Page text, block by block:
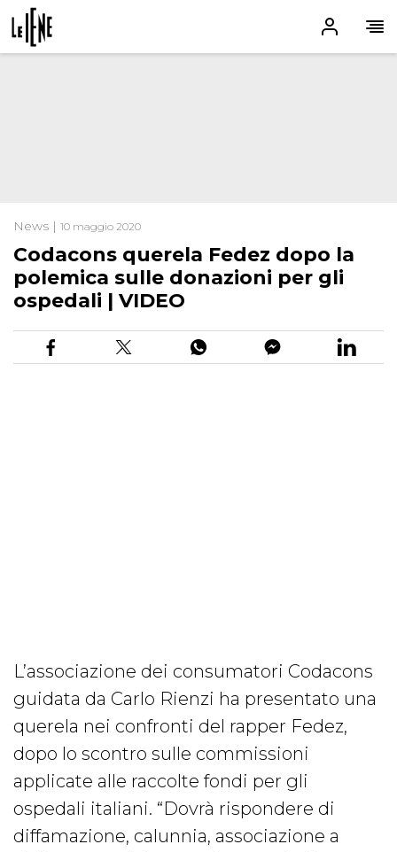
News | 10 maggio 2020
Codacons querela Fedez dopo la
polemica sulle donazioni per gli
ospedali | VIDEO
L’associazione dei consumatori Codacons
guidata da Carlo Rienzi ha presentato una
querela nei confronti del rapper Fedez,
dopo lo scontro sulle commissioni
applicate alle raccolte fondi per gli
ospedali italiani. “Dovrà rispondere di
diffamazione, calunnia, associazione a